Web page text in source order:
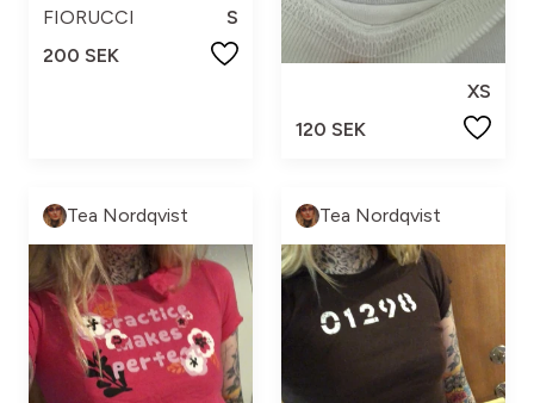
FIORUCCI
S
200 SEK
XS
120 SEK
Tea Nordqvist Tea Nordqvist